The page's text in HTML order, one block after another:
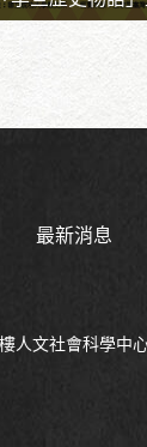
：成功大學
最新消息
人文社會科學中